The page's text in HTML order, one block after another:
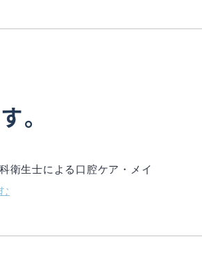
。
衛生士による口腔ケア・メイ